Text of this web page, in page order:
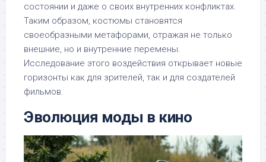
состоянии и даже о своих внутренних конфликтах.
Таким образом, костюмы становятся
своеобразными метафорами, отражая не только
внешние, но и внутренние перемены.
Исследование этого воздействия открывает новые
горизонты как для зрителей, так и для создателей
фильмов.
Эволюция моды в кино